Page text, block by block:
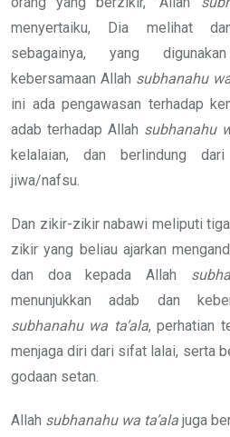
menyertaiku, Dia melihat
sebagainya, yang
kebersamaan Allah subhanahu
ini ada pengawasan terhadap
adab terhadap Allah subhanahu
kelalaian, dan berlindung
jiwa/nafsu.
Dan zikir-zikir nabawi meliputi
zikir yang beliau ajarkan
dan doa kepada Allah
menunjukkan adab dan
subhanahu wa ta’ala, perhatian
menjaga diri dari sifat lalai, serta
godaan setan.
Allah subhanahu wa ta’ala juga